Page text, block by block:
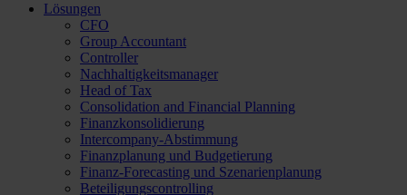
Lösungen
CFO
Group Accountant
Controller
Nachhaltigkeitsmanager
Head of Tax
Consolidation and Financial Planning
Finanzkonsolidierung
Intercompany-Abstimmung
Finanzplanung und Budgetierung
Finanz-Forecasting und Szenarienplanung
Beteiligungscontrolling